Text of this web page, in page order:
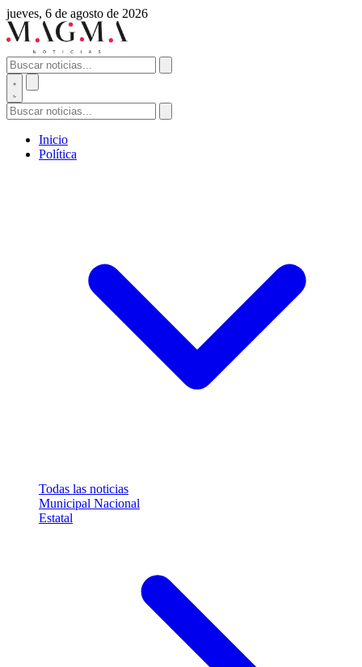
jueves, 6 de agosto de 2026
Inicio
Política
Todas las noticias
Municipal Nacional
Estatal